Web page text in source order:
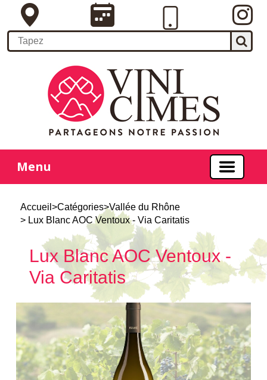
Menu
Accueil >Catégories>Vallée du Rhône
> Lux Blanc AOC Ventoux - Via Caritatis
Lux Blanc AOC Ventoux -
Via Caritatis